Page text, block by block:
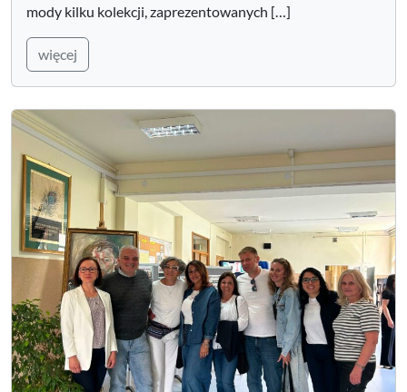
mody kilku kolekcji, zaprezentowanych […]
więcej